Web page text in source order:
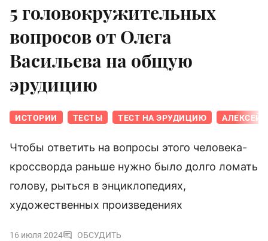
5 головокружительных
вопросов от Олега
Васильева на общую
эрудицию
ИСТОРИИ ТЕСТЫ ТЕСТ НА ЭРУДИЦИЮ АЛЕКСЕЙ
Чтобы ответить на вопросы этого человека-
кроссворда раньше нужно было долго ломать
голову, рыться в энциклопедиях,
художественных произведениях
16 июля 2024 ОБСУДИТЬ